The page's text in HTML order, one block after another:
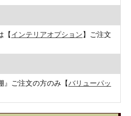
【インテリアオプション】ご注文
』ご注文の方のみ【バリューパッ